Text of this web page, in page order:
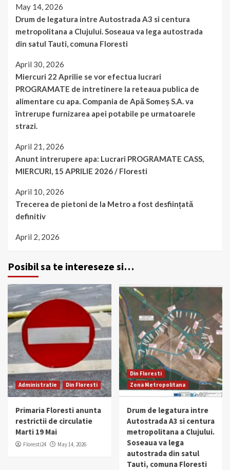
May 14, 2026
Drum de legatura intre Autostrada A3 si centura
metropolitana a Clujului. Soseaua va lega autostrada
din satul Tauti, comuna Floresti
April 30, 2026
Miercuri 22 Aprilie se vor efectua lucrari
PROGRAMATE de intretinere la reteaua publica de
alimentare cu apa. Compania de Apă Someș S.A. va
întrerupe furnizarea apei potabile pe urmatoarele
strazi.
April 21, 2026
Anunt intrerupere apa: Lucrari PROGRAMATE CASS,
MIERCURI, 15 APRILIE 2026 / Floresti
April 10, 2026
Trecerea de pietoni de la Metro a fost desființată
definitiv
April 2, 2026
Posibil sa te intereseze si…
Administratie Din Floresti
Primaria Floresti anunta
restrictii de circulatie
Marti 19 Mai
Floresti24 May 14, 2026
Din Floresti
Zona Metropolitana
Drum de legatura intre
Autostrada A3 si centura
metropolitana a Clujului.
Soseaua va lega
autostrada din satul
Tauti, comuna Floresti